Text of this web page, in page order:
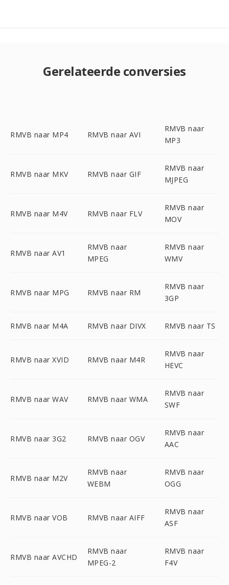
Gerelateerde conversies
RMVB naar MP4 RMVB naar AVI
RMVB naar
MP3
RMVB naar MKV RMVB naar GIF
RMVB naar
MJPEG
RMVB naar M4V RMVB naar FLV
RMVB naar
MOV
RMVB naar AV1
RMVB naar
MPEG
RMVB naar
WMV
RMVB naar MPG RMVB naar RM
RMVB naar
3GP
RMVB naar M4A RMVB naar DIVX RMVB naar TS
RMVB naar XVID RMVB naar M4R
RMVB naar
HEVC
RMVB naar WAV RMVB naar WMA
RMVB naar
SWF
RMVB naar 3G2 RMVB naar OGV
RMVB naar
AAC
RMVB naar M2V
RMVB naar
WEBM
RMVB naar
OGG
RMVB naar VOB RMVB naar AIFF
RMVB naar
ASF
RMVB naar AVCHD
RMVB naar
MPEG-2
RMVB naar
F4V